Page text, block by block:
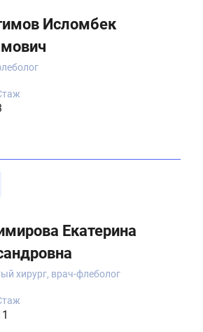
Исломбек
Екатерина
хирург, врач-флеболог